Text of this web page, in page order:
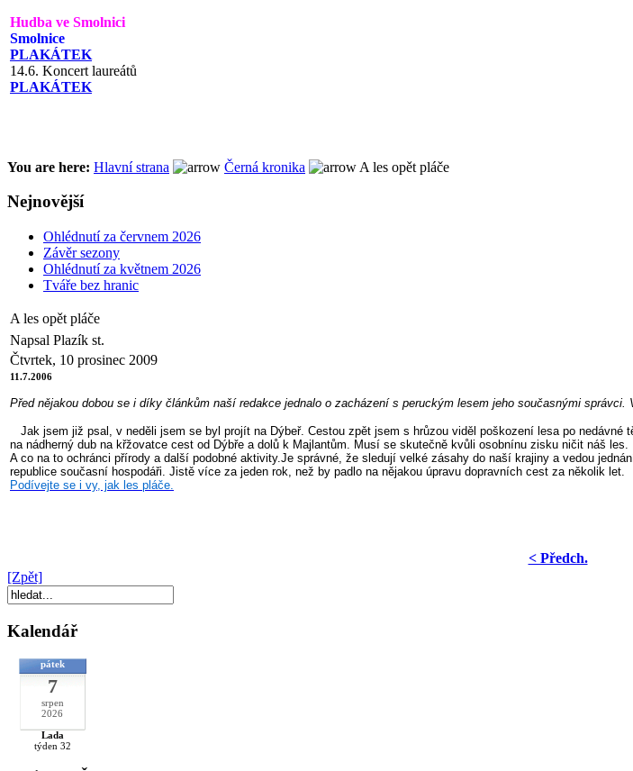
Hudba ve Smolnici
Smolnice
PLAKÁTEK
14.6. Koncert laureátů
PLAKÁTEK
You are here: Hlavní strana Černá kronika A les opět pláče
Nejnovější
Ohlédnutí za červnem 2026
Závěr sezony
Ohlédnutí za květnem 2026
Tváře bez hranic
A les opět pláče
Napsal Plazík st.
Čtvrtek, 10 prosinec 2009
11.7.2006
Před nějakou dobou se i díky článkům naší redakce jednalo o zacházení s peruckým lesem jeho současnými
Jak jsem již psal, v neděli jsem se byl projít na Dýbeř. Cestou zpět jsem s hrůzou viděl poškození lesa po
na nádherný dub na křžovatce cest od Dýbře a dolů k Majlantům. Musí se skutečně kvůli osobnínu zisku ničit náš les.
A co na to ochránci přírody a další podobné aktivity.Je správné, že sledují velké zásahy do naší krajiny a vedou
republice současní hospodáři. Jistě více za jeden rok, než by padlo na nějakou úpravu dopravních cest za několik let.
Podívejte se i vy, jak les pláče.
< Předch.
[Zpět]
Kalendář
pátek
7
srpen
2026
Lada
týden 32